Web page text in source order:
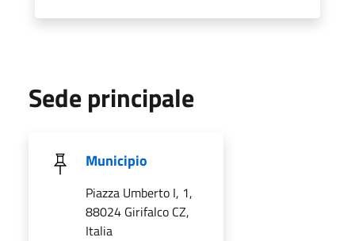
Sede principale
Municipio
Piazza Umberto I, 1,
88024 Girifalco CZ,
Italia